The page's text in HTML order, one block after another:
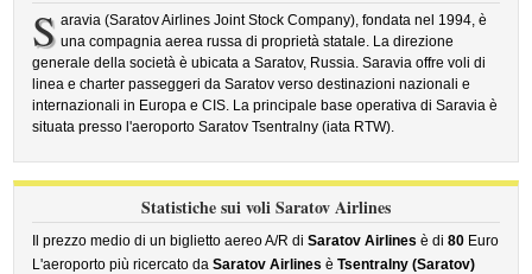
S aravia (Saratov Airlines Joint Stock Company), fondata nel 1994, è
una compagnia aerea russa di proprietà statale. La direzione
generale della società è ubicata a Saratov, Russia. Saravia offre voli di
linea e charter passeggeri da Saratov verso destinazioni nazionali e
internazionali in Europa e CIS. La principale base operativa di Saravia è
situata presso l'aeroporto Saratov Tsentralny (iata RTW).
Statistiche sui voli Saratov Airlines
Il prezzo medio di un biglietto aereo A/R diSaratov Airlines è di80 Euro
L'aeroporto più ricercato daSaratov Airlines èTsentralny (Saratov)